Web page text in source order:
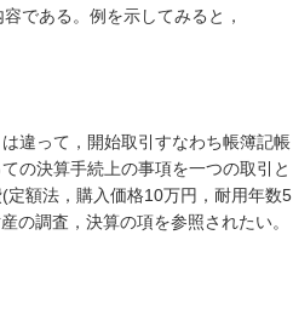
である。例を示してみると，
違って，開始取引すなわち帳簿記帳
の決算手続上の事項を一つの取引と
額法，購入価格10万円，耐用年数5
の調査，決算の項を参照されたい。